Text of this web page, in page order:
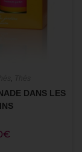
,
DANS LES
€